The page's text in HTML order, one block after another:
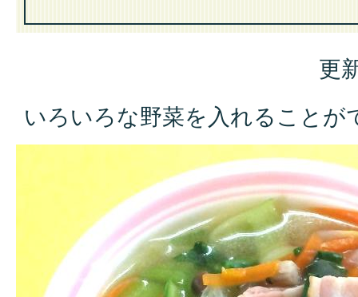
更
いろいろな野菜を入れることが